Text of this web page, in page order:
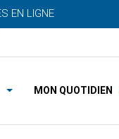
EN LIGNE
MON QUOTIDIEN